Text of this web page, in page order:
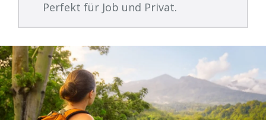
Perfekt für Job und Privat.